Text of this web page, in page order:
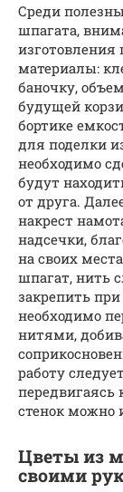
Среди
шпагата,
изготовления
материалы:
баночку,
будущей
бортике
для поделки
необходимо
будут
от друга.
накрест
надсечки,
на своих
шпагат, нить
закрепить
необходимо
нитями,
работу
передвигаясь
стенок можно
Цветы из
своими